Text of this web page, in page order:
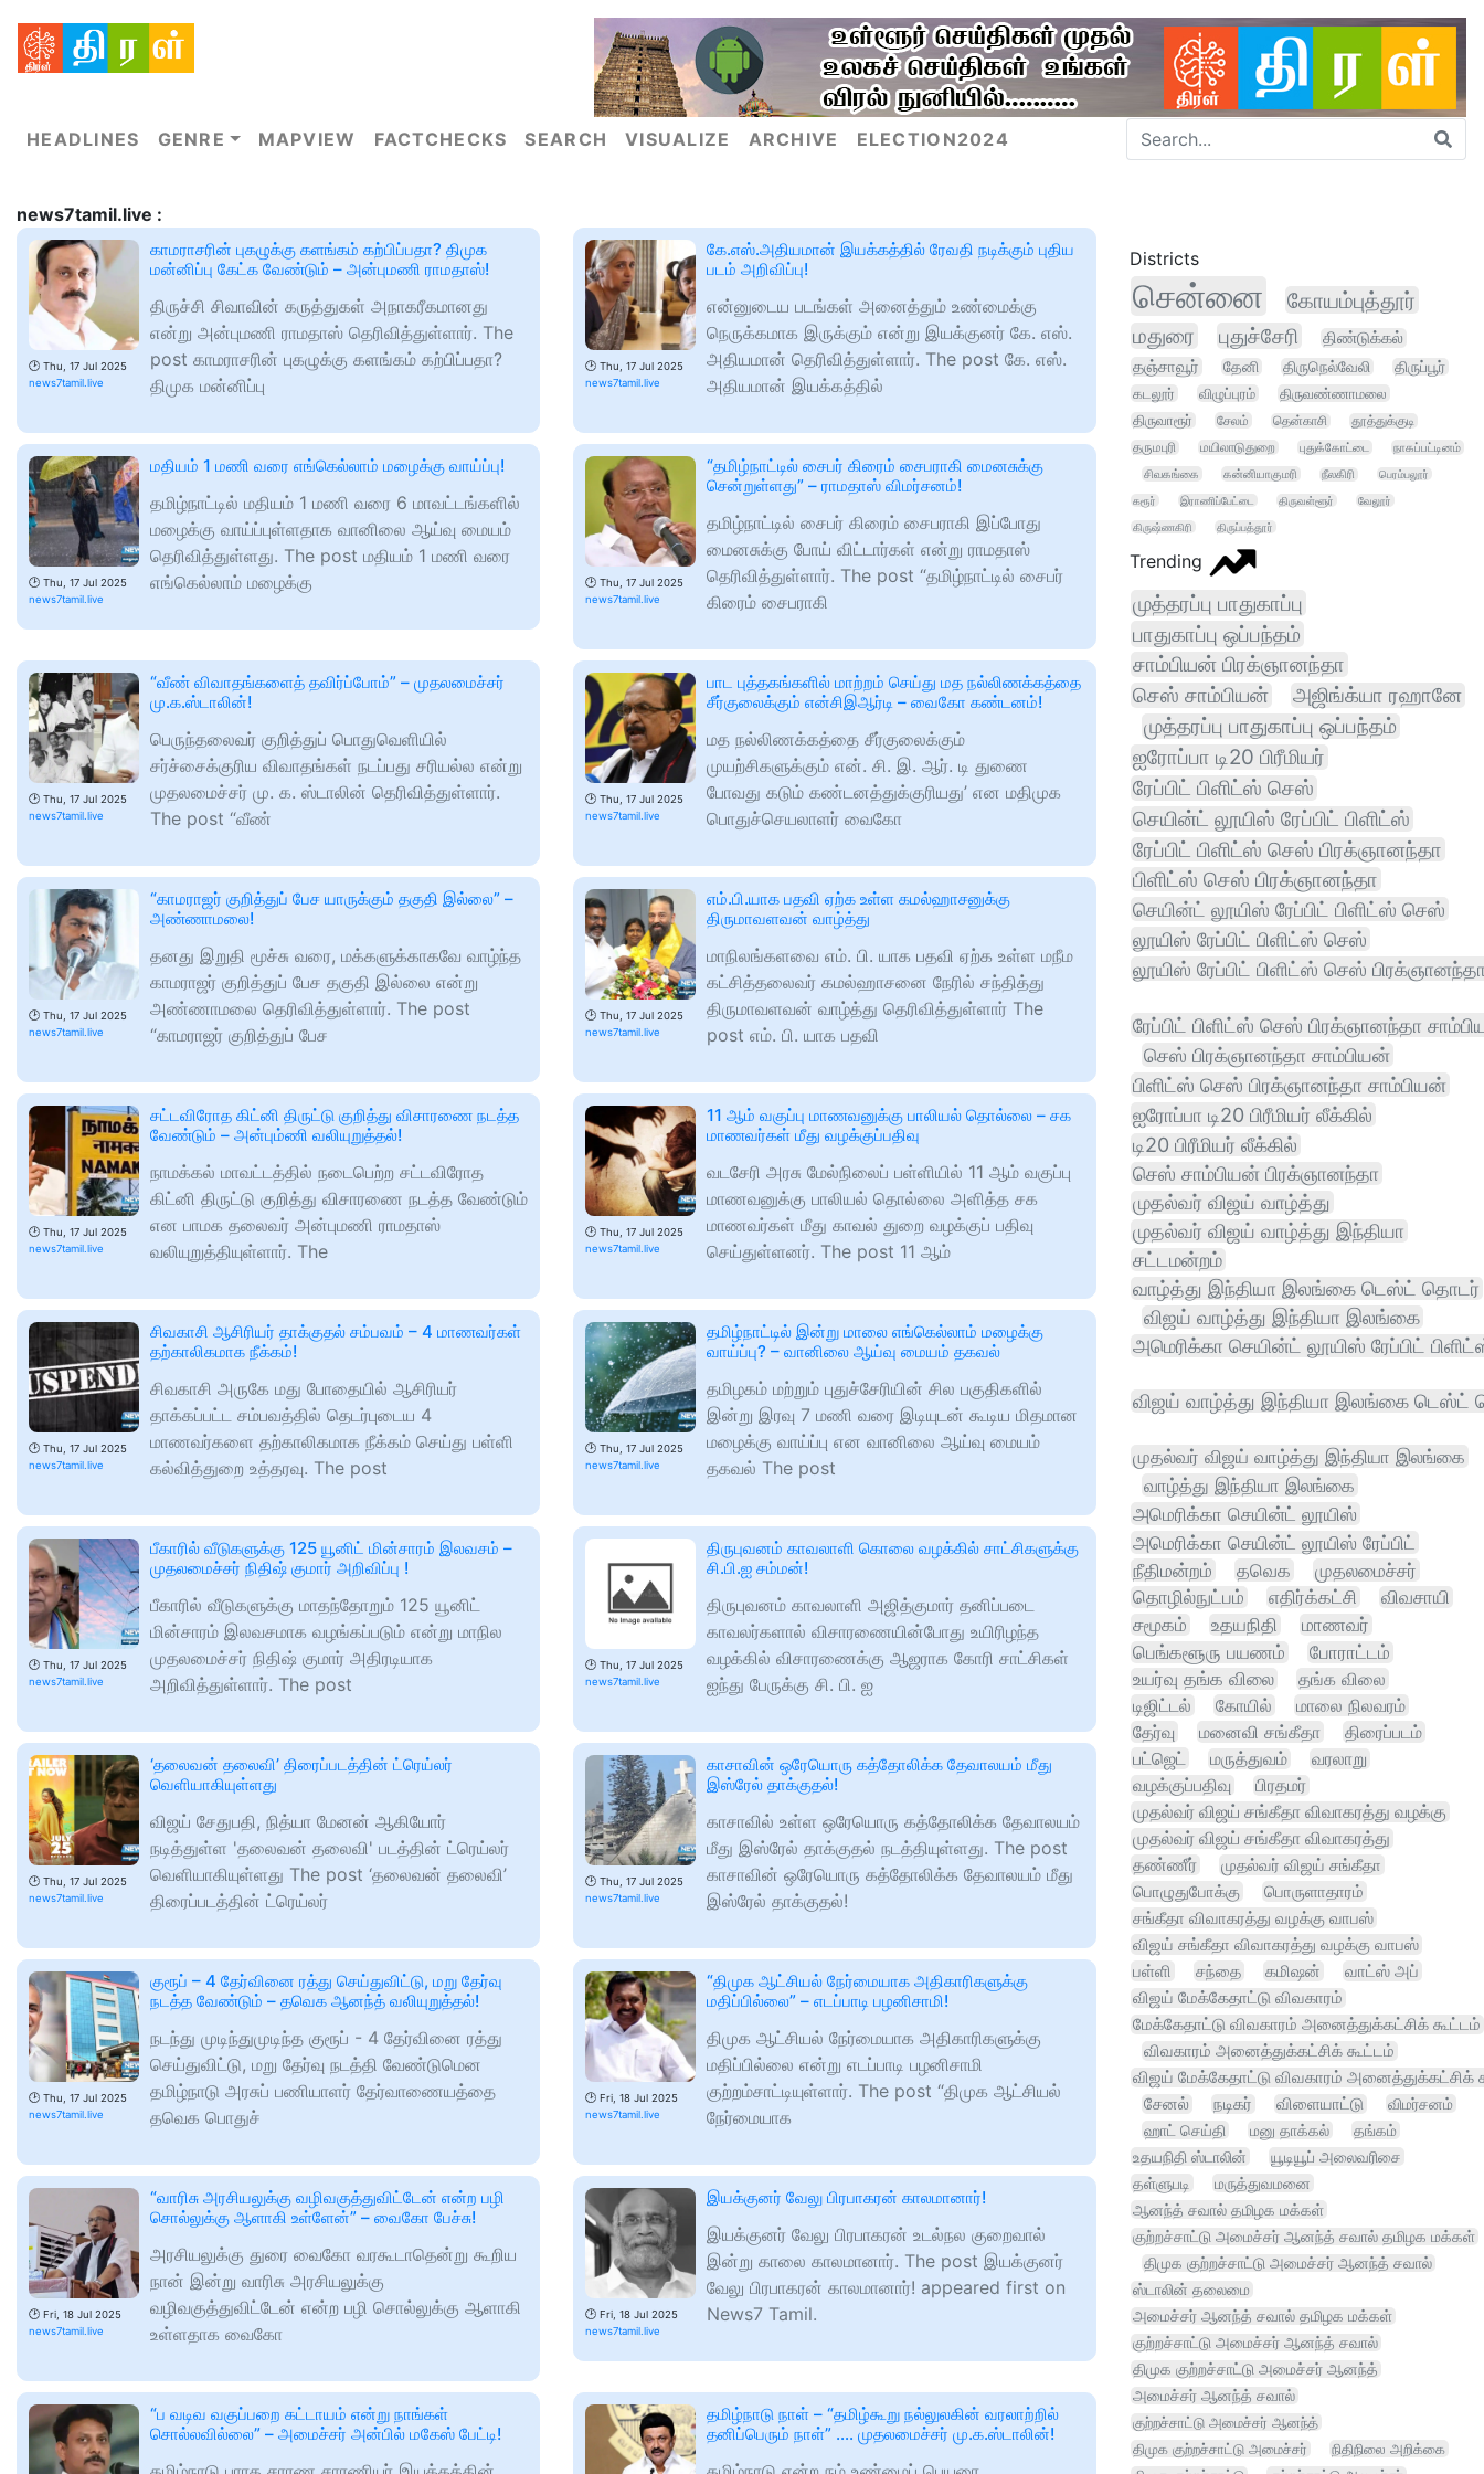
HEADLINES GENRE MAPVIEW FACTCHECKS SEARCH VISUALIZE ARCHIVE ELECTION2024
news7tamil.live :
🕑 Thu, 17 Jul 2025
news7tamil.live
காமராசரின் புகழுக்கு களங்கம் கற்பிப்பதா? திமுக
மன்னிப்பு கேட்க வேண்டும் – அன்புமணி ராமதாஸ்!
திருச்சி சிவாவின் கருத்துகள் அநாகரீகமானது
என்று அன்புமணி ராமதாஸ் தெரிவித்துள்ளார். The
post காமராசரின் புகழுக்கு களங்கம் கற்பிப்பதா?
திமுக மன்னிப்பு
🕑 Thu, 17 Jul 2025
news7tamil.live
கே.எஸ்.அதியமான் இயக்கத்தில் ரேவதி நடிக்கும் புதிய
படம் அறிவிப்பு!
என்னுடைய படங்கள் அனைத்தும் உண்மைக்கு
நெருக்கமாக இருக்கும் என்று இயக்குனர் கே. எஸ்.
அதியமான் தெரிவித்துள்ளார். The post கே. எஸ்.
அதியமான் இயக்கத்தில்
🕑 Thu, 17 Jul 2025
news7tamil.live
மதியம் 1 மணி வரை எங்கெல்லாம் மழைக்கு வாய்ப்பு!
தமிழ்நாட்டில் மதியம் 1 மணி வரை 6 மாவட்டங்களில்
மழைக்கு வாய்ப்புள்ளதாக வானிலை ஆய்வு மையம்
தெரிவித்துள்ளது. The post மதியம் 1 மணி வரை
எங்கெல்லாம் மழைக்கு
🕑 Thu, 17 Jul 2025
news7tamil.live
“தமிழ்நாட்டில் சைபர் கிரைம் சைபராகி மைனசுக்கு
சென்றுள்ளது” – ராமதாஸ் விமர்சனம்!
தமிழ்நாட்டில் சைபர் கிரைம் சைபராகி இப்போது
மைனசுக்கு போய் விட்டார்கள் என்று ராமதாஸ்
தெரிவித்துள்ளார். The post “தமிழ்நாட்டில் சைபர்
கிரைம் சைபராகி
🕑 Thu, 17 Jul 2025
news7tamil.live
“வீண் விவாதங்களைத் தவிர்ப்போம்” – முதலமைச்சர்
மு.க.ஸ்டாலின்!
பெருந்தலைவர் குறித்துப் பொதுவெளியில்
சர்ச்சைக்குரிய விவாதங்கள் நடப்பது சரியல்ல என்று
முதலமைச்சர் மு. க. ஸ்டாலின் தெரிவித்துள்ளார்.
The post “வீண்
🕑 Thu, 17 Jul 2025
news7tamil.live
பாட புத்தகங்களில் மாற்றம் செய்து மத நல்லிணக்கத்தை
சீர்குலைக்கும் என்சிஇஆர்டி – வைகோ கண்டனம்!
மத நல்லிணக்கத்தை சீர்குலைக்கும்
முயற்சிகளுக்கும் என். சி. இ. ஆர். டி துணை
போவது கடும் கண்டனத்துக்குரியது’ என மதிமுக
பொதுச்செயலாளர் வைகோ
🕑 Thu, 17 Jul 2025
news7tamil.live
“காமராஜர் குறித்துப் பேச யாருக்கும் தகுதி இல்லை” –
அண்ணாமலை!
தனது இறுதி மூச்சு வரை, மக்களுக்காகவே வாழ்ந்த
காமராஜர் குறித்துப் பேச தகுதி இல்லை என்று
அண்ணாமலை தெரிவித்துள்ளார். The post
“காமராஜர் குறித்துப் பேச
🕑 Thu, 17 Jul 2025
news7tamil.live
எம்.பி.யாக பதவி ஏற்க உள்ள கமல்ஹாசனுக்கு
திருமாவளவன் வாழ்த்து
மாநிலங்களவை எம். பி. யாக பதவி ஏற்க உள்ள மநீம
கட்சித்தலைவர் கமல்ஹாசனை நேரில் சந்தித்து
திருமாவளவன் வாழ்த்து தெரிவித்துள்ளார் The
post எம். பி. யாக பதவி
🕑 Thu, 17 Jul 2025
news7tamil.live
சட்டவிரோத கிட்னி திருட்டு குறித்து விசாரணை நடத்த
வேண்டும் – அன்பும்ணி வலியுறுத்தல்!
நாமக்கல் மாவட்டத்தில் நடைபெற்ற சட்டவிரோத
கிட்னி திருட்டு குறித்து விசாரணை நடத்த வேண்டும்
என பாமக தலைவர் அன்புமணி ராமதாஸ்
வலியுறுத்தியுள்ளார். The
🕑 Thu, 17 Jul 2025
news7tamil.live
11 ஆம் வகுப்பு மாணவனுக்கு பாலியல் தொல்லை – சக
மாணவர்கள் மீது வழக்குப்பதிவு
வடசேரி அரசு மேல்நிலைப் பள்ளியில் 11 ஆம் வகுப்பு
மாணவனுக்கு பாலியல் தொல்லை அளித்த சக
மாணவர்கள் மீது காவல் துறை வழக்குப் பதிவு
செய்துள்ளனர். The post 11 ஆம்
🕑 Thu, 17 Jul 2025
news7tamil.live
சிவகாசி ஆசிரியர் தாக்குதல் சம்பவம் – 4 மாணவர்கள்
தற்காலிகமாக நீக்கம்!
சிவகாசி அருகே மது போதையில் ஆசிரியர்
தாக்கப்பட்ட சம்பவத்தில் தெடர்புடைய 4
மாணவர்களை தற்காலிகமாக நீக்கம் செய்து பள்ளி
கல்வித்துறை உத்தரவு. The post
🕑 Thu, 17 Jul 2025
news7tamil.live
தமிழ்நாட்டில் இன்று மாலை எங்கெல்லாம் மழைக்கு
வாய்ப்பு? – வானிலை ஆய்வு மையம் தகவல்
தமிழகம் மற்றும் புதுச்சேரியின் சில பகுதிகளில்
இன்று இரவு 7 மணி வரை இடியுடன் கூடிய மிதமான
மழைக்கு வாய்ப்பு என வானிலை ஆய்வு மையம்
தகவல் The post
🕑 Thu, 17 Jul 2025
news7tamil.live
பீகாரில் வீடுகளுக்கு 125 யூனிட் மின்சாரம் இலவசம் –
முதலமைச்சர் நிதிஷ் குமார் அறிவிப்பு !
பீகாரில் வீடுகளுக்கு மாதந்தோறும் 125 யூனிட்
மின்சாரம் இலவசமாக வழங்கப்படும் என்று மாநில
முதலமைச்சர் நிதிஷ் குமார் அதிரடியாக
அறிவித்துள்ளார். The post
🕑 Thu, 17 Jul 2025
news7tamil.live
திருபுவனம் காவலாளி கொலை வழக்கில் சாட்சிகளுக்கு
சி.பி.ஐ சம்மன்!
திருபுவனம் காவலாளி அஜித்குமார் தனிப்படை
காவலர்களால் விசாரணையின்போது உயிரிழந்த
வழக்கில் விசாரணைக்கு ஆஜராக கோரி சாட்சிகள்
ஐந்து பேருக்கு சி. பி. ஐ
🕑 Thu, 17 Jul 2025
news7tamil.live
‘தலைவன் தலைவி’ திரைப்படத்தின் ட்ரெய்லர்
வெளியாகியுள்ளது
விஜய் சேதுபதி, நித்யா மேனன் ஆகியோர்
நடித்துள்ள 'தலைவன் தலைவி' படத்தின் ட்ரெய்லர்
வெளியாகியுள்ளது The post ‘தலைவன் தலைவி’
திரைப்படத்தின் ட்ரெய்லர்
🕑 Thu, 17 Jul 2025
news7tamil.live
காசாவின் ஒரேயொரு கத்தோலிக்க தேவாலயம் மீது
இஸ்ரேல் தாக்குதல்!
காசாவில் உள்ள ஒரேயொரு கத்தோலிக்க தேவாலயம்
மீது இஸ்ரேல் தாக்குதல் நடத்தியுள்ளது. The post
காசாவின் ஒரேயொரு கத்தோலிக்க தேவாலயம் மீது
இஸ்ரேல் தாக்குதல்!
🕑 Thu, 17 Jul 2025
news7tamil.live
குரூப் – 4 தேர்வினை ரத்து செய்துவிட்டு, மறு தேர்வு
நடத்த வேண்டும் – தவெக ஆனந்த் வலியுறுத்தல்!
நடந்து முடிந்துமுடிந்த குரூப் - 4 தேர்வினை ரத்து
செய்துவிட்டு, மறு தேர்வு நடத்தி வேண்டுமென
தமிழ்நாடு அரசுப் பணியாளர் தேர்வாணையத்தை
தவெக பொதுச்
🕑 Fri, 18 Jul 2025
news7tamil.live
“திமுக ஆட்சியல் நேர்மையாக அதிகாரிகளுக்கு
மதிப்பில்லை” – எடப்பாடி பழனிசாமி!
திமுக ஆட்சியல் நேர்மையாக அதிகாரிகளுக்கு
மதிப்பில்லை என்று எடப்பாடி பழனிசாமி
குற்றம்சாட்டியுள்ளார். The post “திமுக ஆட்சியல்
நேர்மையாக
🕑 Fri, 18 Jul 2025
news7tamil.live
“வாரிசு அரசியலுக்கு வழிவகுத்துவிட்டேன் என்ற பழி
சொல்லுக்கு ஆளாகி உள்ளேன்” – வைகோ பேச்சு!
அரசியலுக்கு துரை வைகோ வரகூடாதென்று கூறிய
நான் இன்று வாரிசு அரசியலுக்கு
வழிவகுத்துவிட்டேன் என்ற பழி சொல்லுக்கு ஆளாகி
உள்ளதாக வைகோ
🕑 Fri, 18 Jul 2025
news7tamil.live
இயக்குனர் வேலு பிரபாகரன் காலமானார்!
இயக்குனர் வேலு பிரபாகரன் உடல்நல குறைவால்
இன்று காலை காலமானார். The post இயக்குனர்
வேலு பிரபாகரன் காலமானார்! appeared first on
News7 Tamil.
“ப வடிவ வகுப்பறை கட்டாயம் என்று நாங்கள்
சொல்லவில்லை” – அமைச்சர் அன்பில் மகேஸ் பேட்டி!
தமிழ்நாடு நாள் – “தமிழ்கூறு நல்லுலகின் வரலாற்றில்
தனிப்பெரும் நாள்” …. முதலமைச்சர் மு.க.ஸ்டாலின்!
Districts
சென்னை கோயம்புத்தூர்
மதுரை புதுச்சேரி
திண்டுக்கல்
தஞ்சாவூர்
தேனி திருநெல்வேலி
திருப்பூர்
கடலூர்
விழுப்புரம் திருவண்ணாமலை
திருவாரூர் சேலம் தென்காசி
தூத்துக்குடி
தருமபுரி
மயிலாடுதுறை புதுக்கோட்டை
நாகப்பட்டினம்
சிவகங்கை
கன்னியாகுமரி நீலகிரி
பெரம்பலூர்
கரூர்
இராணிப்பேட்டை திருவள்ளூர்
வேலூர்
கிருஷ்ணகிரி
திருப்பத்தூர்
Trending
முத்தரப்பு பாதுகாப்பு
பாதுகாப்பு ஒப்பந்தம்
சாம்பியன் பிரக்ஞானந்தா
செஸ் சாம்பியன்
அஜிங்க்யா ரஹானே
முத்தரப்பு பாதுகாப்பு ஒப்பந்தம்
ஐரோப்பா டி20 பிரீமியர்
ரேப்பிட் பிளிட்ஸ் செஸ்
செயின்ட் லூயிஸ் ரேப்பிட் பிளிட்ஸ்
ரேப்பிட் பிளிட்ஸ் செஸ் பிரக்ஞானந்தா
பிளிட்ஸ் செஸ் பிரக்ஞானந்தா
செயின்ட் லூயிஸ் ரேப்பிட் பிளிட்ஸ் செஸ்
லூயிஸ் ரேப்பிட் பிளிட்ஸ் செஸ்
லூயிஸ் ரேப்பிட் பிளிட்ஸ் செஸ்
ரேப்பிட் பிளிட்ஸ் செஸ் பிரக்ஞானந்தா
செஸ் பிரக்ஞானந்தா சாம்பியன்
பிளிட்ஸ் செஸ் பிரக்ஞானந்தா சாம்பியன்
ஐரோப்பா டி20 பிரீமியர் லீக்கில்
டி20 பிரீமியர் லீக்கில்
செஸ் சாம்பியன் பிரக்ஞானந்தா
முதல்வர் விஜய் வாழ்த்து
முதல்வர் விஜய் வாழ்த்து இந்தியா
சட்டமன்றம்
வாழ்த்து இந்தியா இலங்கை டெஸ்ட் தொடர்
விஜய் வாழ்த்து இந்தியா இலங்கை
அமெரிக்கா செயின்ட் லூயிஸ் ரேப்பிட்
விஜய் வாழ்த்து இந்தியா இலங்கை டெஸ்ட்
முதல்வர் விஜய் வாழ்த்து இந்தியா இலங்கை
வாழ்த்து இந்தியா இலங்கை
அமெரிக்கா செயின்ட் லூயிஸ்
அமெரிக்கா செயின்ட் லூயிஸ் ரேப்பிட்
நீதிமன்றம்
தவெக முதலமைச்சர்
தொழில்நுட்பம் எதிர்க்கட்சி
விவசாயி
சமூகம்
உதயநிதி
மாணவர்
பெங்களூரு பயணம்
போராட்டம்
உயர்வு தங்க விலை
தங்க விலை
டிஜிட்டல்
கோயில்
மாலை நிலவரம்
தேர்வு
மனைவி சங்கீதா
திரைப்படம்
பட்ஜெட்
மருத்துவம்
வரலாறு
வழக்குப்பதிவு
பிரதமர்
முதல்வர் விஜய் சங்கீதா விவாகரத்து வழக்கு
முதல்வர் விஜய் சங்கீதா விவாகரத்து
தண்ணீர்
முதல்வர் விஜய் சங்கீதா
பொழுதுபோக்கு
பொருளாதாரம்
சங்கீதா விவாகரத்து வழக்கு வாபஸ்
விஜய் சங்கீதா விவாகரத்து வழக்கு வாபஸ்
பள்ளி
சந்தை கமிஷன் வாட்ஸ் அப்
விஜய் மேக்கேதாட்டு விவகாரம்
மேக்கேதாட்டு விவகாரம் அனைத்துக்கட்சிக் கூட்டம்
விவகாரம் அனைத்துக்கட்சிக் கூட்டம்
விஜய் மேக்கேதாட்டு விவகாரம் அனைத்துக்கட்சிக்
சேனல்
நடிகர் விளையாட்டு
விமர்சனம்
ஹாட் செய்தி
மனு தாக்கல்
தங்கம்
உதயநிதி ஸ்டாலின்
யூடியூப் அலைவரிசை
தள்ளுபடி
மருத்துவமனை
ஆனந்த் சவால் தமிழக மக்கள்
குற்றச்சாட்டு அமைச்சர் ஆனந்த் சவால் தமிழக மக்கள்
திமுக குற்றச்சாட்டு அமைச்சர் ஆனந்த் சவால்
ஸ்டாலின் தலைமை
அமைச்சர் ஆனந்த் சவால் தமிழக மக்கள்
குற்றச்சாட்டு அமைச்சர் ஆனந்த் சவால்
திமுக குற்றச்சாட்டு அமைச்சர் ஆனந்த்
அமைச்சர் ஆனந்த் சவால்
குற்றச்சாட்டு அமைச்சர் ஆனந்த்
திமுக குற்றச்சாட்டு அமைச்சர்
நிதிநிலை அறிக்கை